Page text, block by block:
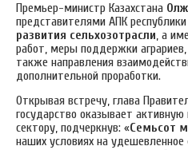
Премьер-министр Казахстана
представителями АПК республики
развития сельхозотрасли, а
работ, меры поддержки
также направления
дополнительной проработки.
Открывая встречу, глава
государство оказывает
сектору, подчеркнув: «Семьсот
наших условиях на удешевленное